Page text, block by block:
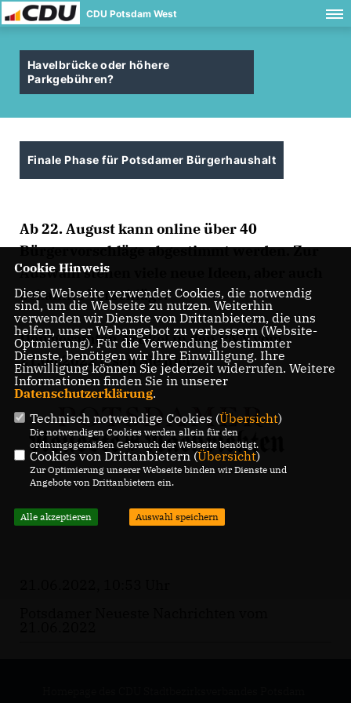
CDU Potsdam West
Havelbrücke oder höhere
Parkgebühren?
Finale Phase für Potsdamer Bürgerhaushalt
Ab 22. August kann online über 40
Bürgervorschläge abgestimmt werden. Zur
Auswahl stehen viele neue Ideen, aber auch
bekannte Vorschläge.
Den gesamten Artikel in den PNN vom
21.06.2022 lesen Siehier.
Cookie Hinweis
Diese Webseite verwendet Cookies, die notwendig
sind, um die Webseite zu nutzen. Weiterhin
verwenden wir Dienste von Drittanbietern, die uns
helfen, unser Webangebot zu verbessern (Website-
Optmierung). Für die Verwendung bestimmter
Dienste, benötigen wir Ihre Einwilligung. Ihre
Einwilligung können Sie jederzeit widerrufen. Weitere
Informationen finden Sie in unserer
Datenschutzerklärung.
Technisch notwendige Cookies (Übersicht)
Die notwendigen Cookies werden allein für den
ordnungsgemäßen Gebrauch der Webseite benötigt.
Cookies von Drittanbietern (Übersicht)
Zur Optimierung unserer Webseite binden wir Dienste und
Angebote von Drittanbietern ein.
Alle akzeptieren Auswahl speichern